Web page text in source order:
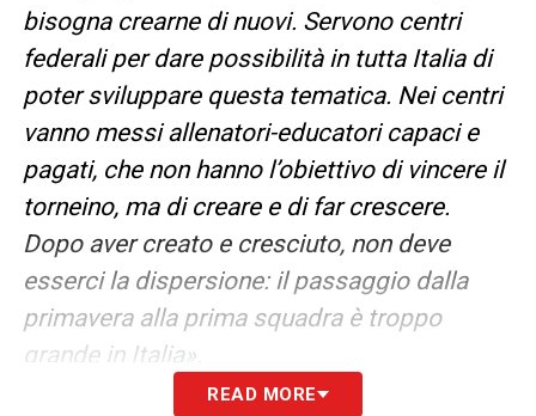
bisogna crearne di nuovi. Servono centri
federali per dare possibilità in tutta Italia di
poter sviluppare questa tematica. Nei centri
vanno messi allenatori-educatori capaci e
pagati, che non hanno l’obiettivo di vincere il
torneino, ma di creare e di far crescere.
Dopo aver creato e cresciuto, non deve
esserci la dispersione: il passaggio dalla
primavera alla prima squadra è troppo
grande in Italia».
READ MORE